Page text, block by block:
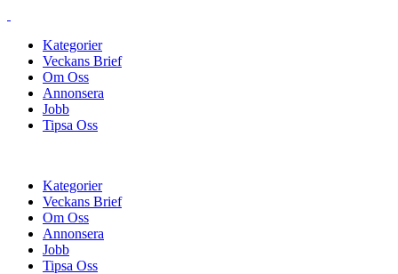
Kategorier
Veckans Brief
Om Oss
Annonsera
Jobb
Tipsa Oss
Kategorier
Veckans Brief
Om Oss
Annonsera
Jobb
Tipsa Oss